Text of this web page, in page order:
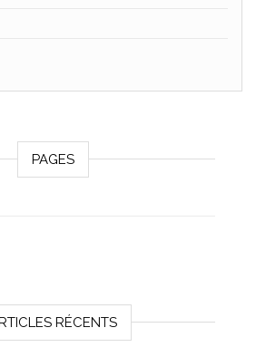
PAGES
RÉCENTS